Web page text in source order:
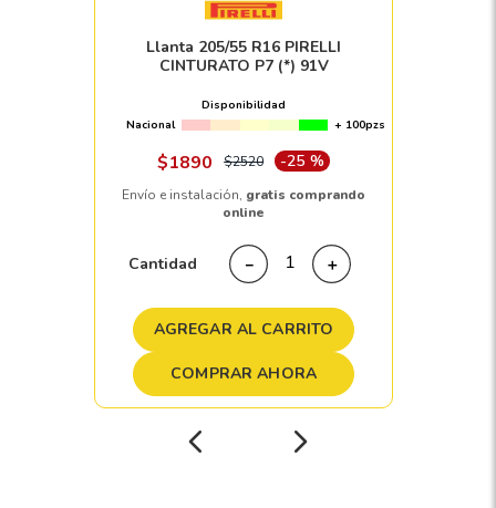
Llanta 205/55 R16 PIRELLI
CINTURATO P7 (*) 91V
Disponibilidad
Nacional
+ 100pzs
$1890 $2520 -25 %
Envío e instalación, gratis comprando
online
Cantidad ＋
－
AGREGAR AL CARRITO
COMPRAR AHORA